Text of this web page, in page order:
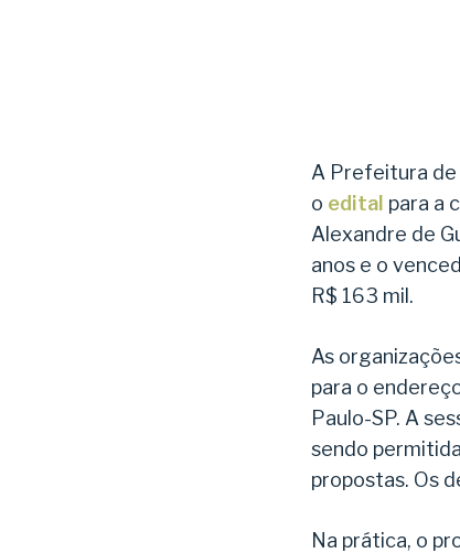
A Prefeitura de
o edital para a
Alexandre de
anos e o
R$ 163 mil.
As
para o
Paulo-SP. A
sendo
propostas. Os
Na prática, o